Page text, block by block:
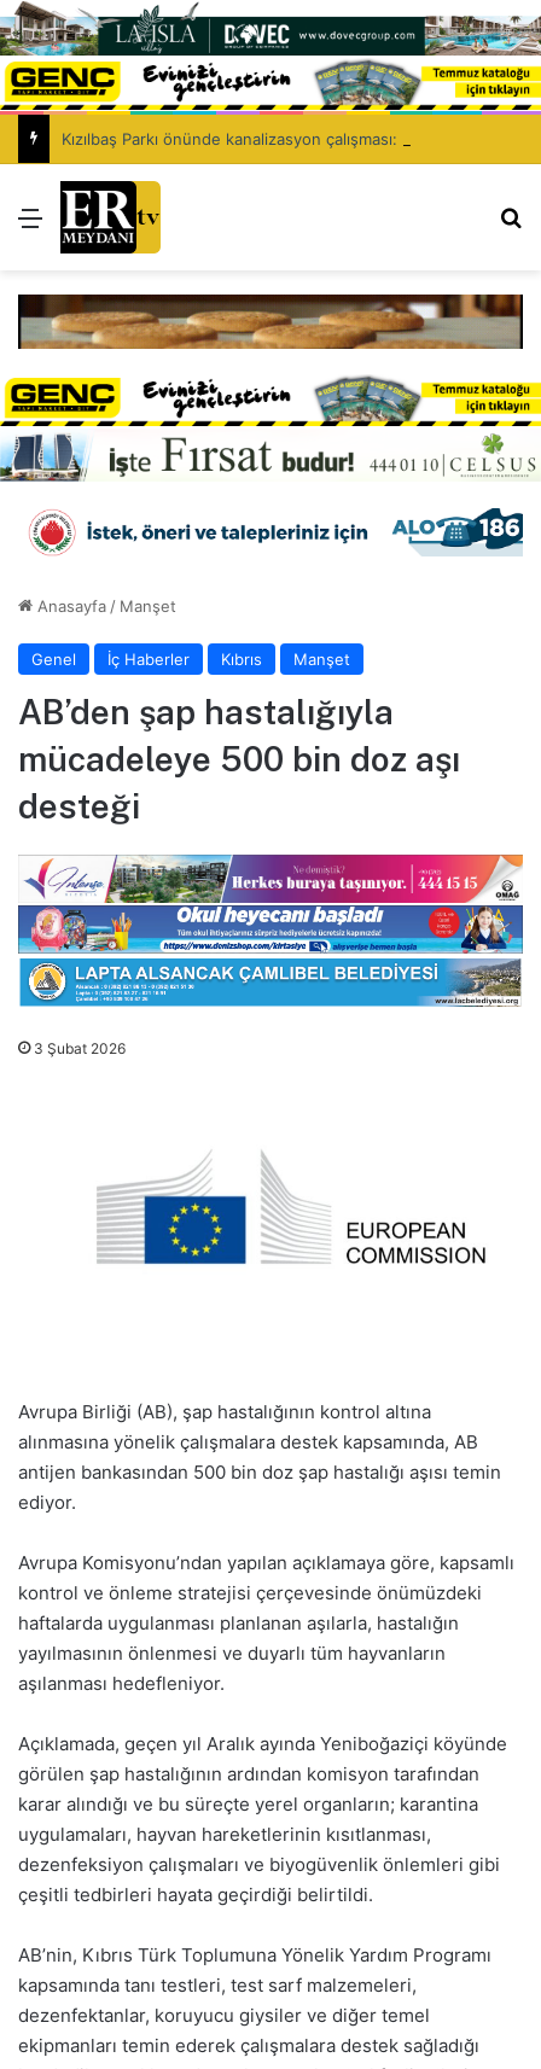
Menü
Anasayfa / Manşet
Genel İç Haberler Kıbrıs Manşet
AB’den şap hastalığıyla
mücadeleye 500 bin doz aşı
desteği
3 Şubat 2026
Avrupa Birliği (AB), şap hastalığının kontrol altına
alınmasına yönelik çalışmalara destek kapsamında, AB
antijen bankasından 500 bin doz şap hastalığı aşısı temin
ediyor.
Avrupa Komisyonu’ndan yapılan açıklamaya göre, kapsamlı
kontrol ve önleme stratejisi çerçevesinde önümüzdeki
haftalarda uygulanması planlanan aşılarla, hastalığın
yayılmasının önlenmesi ve duyarlı tüm hayvanların
aşılanması hedefleniyor.
Açıklamada, geçen yıl Aralık ayında Yeniboğaziçi köyünde
görülen şap hastalığının ardından komisyon tarafından
karar alındığı ve bu süreçte yerel organların; karantina
uygulamaları, hayvan hareketlerinin kısıtlanması,
dezenfeksiyon çalışmaları ve biyogüvenlik önlemleri gibi
çeşitli tedbirleri hayata geçirdiği belirtildi.
AB’nin, Kıbrıs Türk Toplumuna Yönelik Yardım Programı
kapsamında tanı testleri, test sarf malzemeleri,
dezenfektanlar, koruyucu giysiler ve diğer temel
ekipmanları temin ederek çalışmalara destek sağladığı